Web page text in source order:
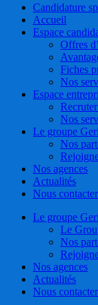
Close
Menu
Candidature
Accueil
Espace
Offres
Fiches
Nos
Espace
Nos
Le groupe
Nos
Nos agences
Actualités
Nous contacter
Le groupe
Le
Nos
Nos agences
Actualités
Nous contacter